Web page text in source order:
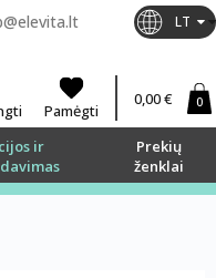
LT
Pamėgti
0,00 € 0
ir
Prekių
ženklai